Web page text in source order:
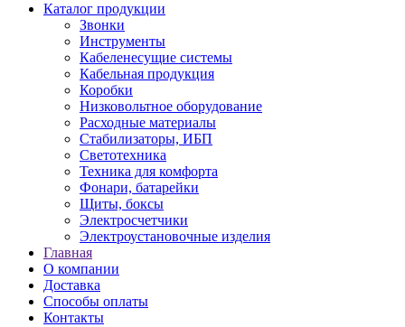
Каталог продукции
Звонки
Инструменты
Кабеленесущие системы
Кабельная продукция
Коробки
Низковольтное оборудование
Расходные материалы
Стабилизаторы, ИБП
Светотехника
Техника для комфорта
Фонари, батарейки
Щиты, боксы
Электросчетчики
Электроустановочные изделия
Главная
О компании
Доставка
Способы оплаты
Контакты